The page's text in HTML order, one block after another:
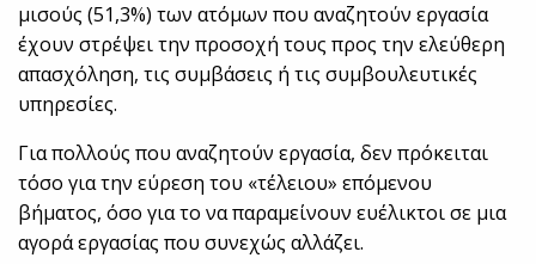
μισούς (51,3%) των ατόμων που αναζητούν εργασία
έχουν στρέψει την προσοχή τους προς την ελεύθερη
απασχόληση, τις συμβάσεις ή τις συμβουλευτικές
υπηρεσίες.
Για πολλούς που αναζητούν εργασία, δεν πρόκειται
τόσο για την εύρεση του «τέλειου» επόμενου
βήματος, όσο για το να παραμείνουν ευέλικτοι σε μια
αγορά εργασίας που συνεχώς αλλάζει.